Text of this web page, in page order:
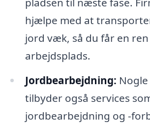
hjælpe med at
jord væk, så du får en
arbejdsplads.
Jordbearbejdning:
tilbyder også services
jordbearbejdning og -